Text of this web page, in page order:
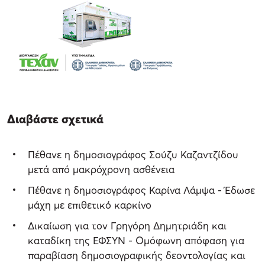
Διαβάστε σχετικά
Πέθανε η δημοσιογράφος Σούζυ Καζαντζίδου
μετά από μακρόχρονη ασθένεια
Πέθανε η δημοσιογράφος Καρίνα Λάμψα - Έδωσε
μάχη με επιθετικό καρκίνο
Δικαίωση για τον Γρηγόρη Δημητριάδη και
καταδίκη της ΕΦΣΥΝ - Ομόφωνη απόφαση για
παραβίαση δημοσιογραφικής δεοντολογίας και